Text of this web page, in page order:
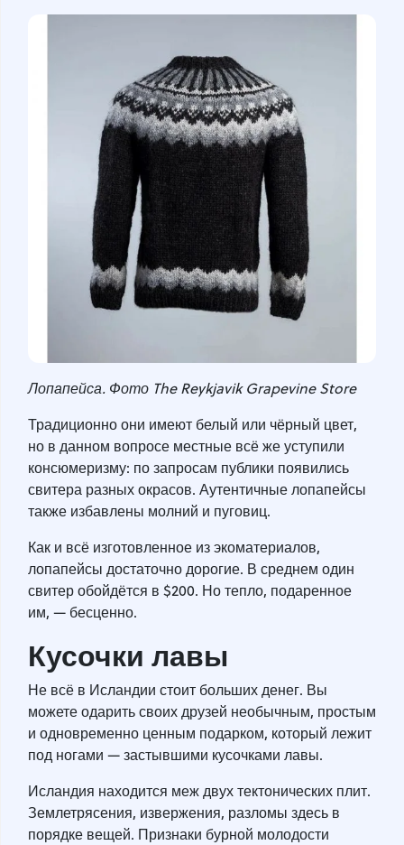
Лопапейса. Фото The Reykjavik Grapevine Store
Традиционно они имеют белый или чёрный цвет,
но в данном вопросе местные всё же уступили
консюмеризму: по запросам публики появились
свитера разных окрасов. Аутентичные лопапейсы
также избавлены молний и пуговиц.
Как и всё изготовленное из экоматериалов,
лопапейсы достаточно дорогие. В среднем один
свитер обойдётся в $200. Но тепло, подаренное
им, — бесценно.
Кусочки лавы
Не всё в Исландии стоит больших денег. Вы
можете одарить своих друзей необычным, простым
и одновременно ценным подарком, который лежит
под ногами — застывшими кусочками лавы.
Исландия находится меж двух тектонических плит.
Землетрясения, извержения, разломы здесь в
порядке вещей. Признаки бурной молодости